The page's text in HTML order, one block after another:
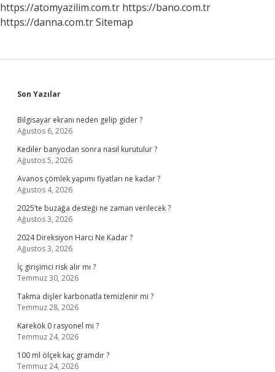
https://atomyazilim.com.tr https://bano.com.tr
https://danna.com.trSitemap
Sidebar
Son Yazılar
Bilgisayar ekranı neden gelip gider ?
Ağustos 6, 2026
Kediler banyodan sonra nasıl kurutulur ?
Ağustos 5, 2026
Avanos çömlek yapımı fiyatları ne kadar ?
Ağustos 4, 2026
2025’te buzağa desteği ne zaman verilecek ?
Ağustos 3, 2026
2024 Direksiyon Harcı Ne Kadar ?
Ağustos 3, 2026
İç girişimci risk alır mı ?
Temmuz 30, 2026
Takma dişler karbonatla temizlenir mi ?
Temmuz 28, 2026
Karekök 0 rasyonel mi ?
Temmuz 24, 2026
100 ml ölçek kaç gramdır ?
Temmuz 24, 2026